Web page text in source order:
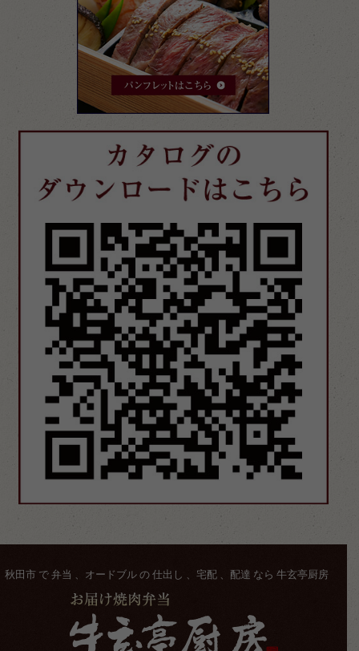
秋田市 で 弁当 、オードブル の 仕出し 、宅配 、配達 なら 牛玄亭厨房